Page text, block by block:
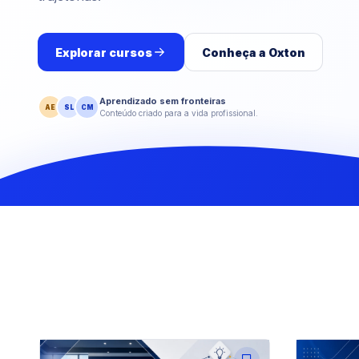
Explorar cursos Conheça a Oxton
AE SL CM
Aprendizado sem fronteiras
Conteúdo criado para a vida profissional.